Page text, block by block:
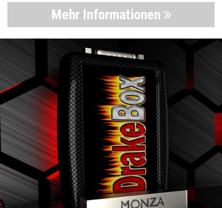
Mehr Informationen